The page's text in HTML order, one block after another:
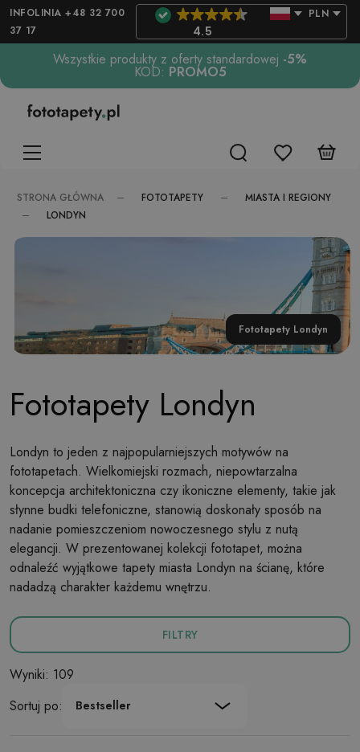
INFOLINIA +48 32 700
37 17
4.5
PLN
Wszystkie produkty z oferty standardowej -5%
KOD: PROMO5
STRONA GŁÓWNA FOTOTAPETY
MIASTA I REGIONY
LONDYN
Fototapety Londyn
Fototapety Londyn
Londyn to jeden z najpopularniejszych motywów na
fototapetach. Wielkomiejski rozmach, niepowtarzalna
koncepcja architektoniczna czy ikoniczne elementy, takie jak
słynne budki telefoniczne, stanowią doskonały sposób na
nadanie pomieszczeniom nowoczesnego stylu z nutą
elegancji. W prezentowanej kolekcji fototapet, można
odnaleźć wyjątkowe tapety miasta Londyn na ścianę, które
nadadzą charakter każdemu wnętrzu.
FILTRY
Wyniki: 109
Sortuj po:
Bestseller